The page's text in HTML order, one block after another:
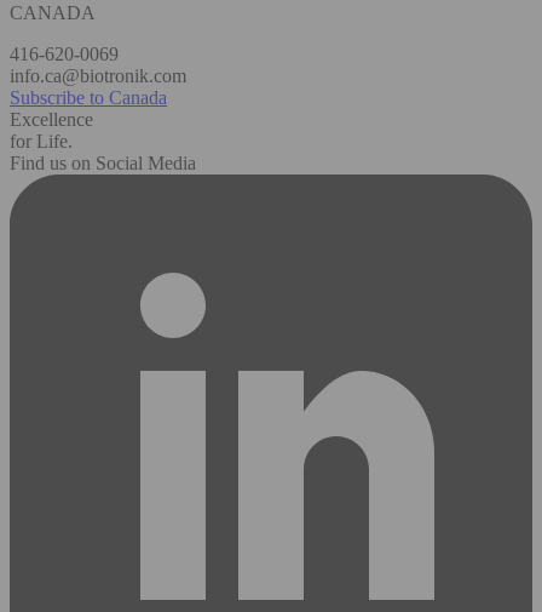
CANADA
416-620-0069
info.ca@biotronik.com
Subscribe to Canada
Excellence
for Life.
Find us on Social Media